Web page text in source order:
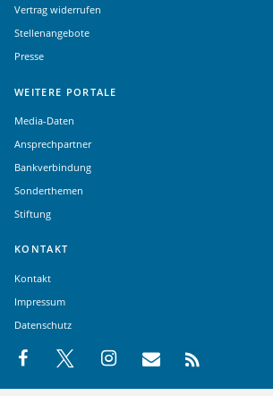
Vertrag widerrufen
Stellenangebote
Presse
WEITERE PORTALE
Media-Daten
Ansprechpartner
Bankverbindung
Sonderthemen
Stiftung
KONTAKT
Kontakt
Impressum
Datenschutz